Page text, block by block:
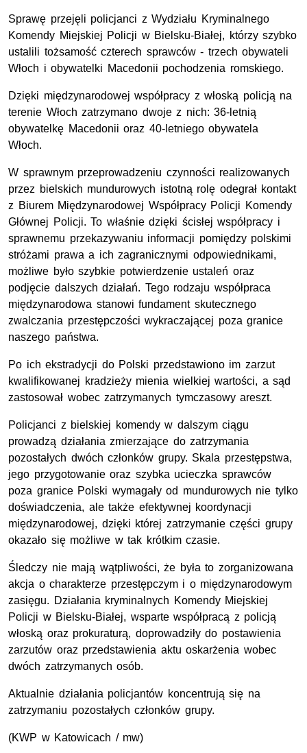
Sprawę przejęli policjanci z Wydziału Kryminalnego
Komendy Miejskiej Policji w Bielsku-Białej, którzy szybko
ustalili tożsamość czterech sprawców - trzech obywateli
Włoch i obywatelki Macedonii pochodzenia romskiego.
Dzięki międzynarodowej współpracy z włoską policją na
terenie Włoch zatrzymano dwoje z nich: 36-letnią
obywatelkę Macedonii oraz 40-letniego obywatela
Włoch.
W sprawnym przeprowadzeniu czynności realizowanych
przez bielskich mundurowych istotną rolę odegrał kontakt
z Biurem Międzynarodowej Współpracy Policji Komendy
Głównej Policji. To właśnie dzięki ścisłej współpracy i
sprawnemu przekazywaniu informacji pomiędzy polskimi
stróżami prawa a ich zagranicznymi odpowiednikami,
możliwe było szybkie potwierdzenie ustaleń oraz
podjęcie dalszych działań. Tego rodzaju współpraca
międzynarodowa stanowi fundament skutecznego
zwalczania przestępczości wykraczającej poza granice
naszego państwa.
Po ich ekstradycji do Polski przedstawiono im zarzut
kwalifikowanej kradzieży mienia wielkiej wartości, a sąd
zastosował wobec zatrzymanych tymczasowy areszt.
Policjanci z bielskiej komendy w dalszym ciągu
prowadzą działania zmierzające do zatrzymania
pozostałych dwóch członków grupy. Skala przestępstwa,
jego przygotowanie oraz szybka ucieczka sprawców
poza granice Polski wymagały od mundurowych nie tylko
doświadczenia, ale także efektywnej koordynacji
międzynarodowej, dzięki której zatrzymanie części grupy
okazało się możliwe w tak krótkim czasie.
Śledczy nie mają wątpliwości, że była to zorganizowana
akcja o charakterze przestępczym i o międzynarodowym
zasięgu. Działania kryminalnych Komendy Miejskiej
Policji w Bielsku-Białej, wsparte współpracą z policją
włoską oraz prokuraturą, doprowadziły do postawienia
zarzutów oraz przedstawienia aktu oskarżenia wobec
dwóch zatrzymanych osób.
Aktualnie działania policjantów koncentrują się na
zatrzymaniu pozostałych członków grupy.
(KWP w Katowicach / mw)